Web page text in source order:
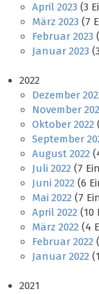
April 2023 (3
März 2023 (7
Februar 2023
Januar 2023
2022
Dezember
November
Oktober 2022
September
August 2022
Juli 2022 (7
Juni 2022 (6
Mai 2022 (7
April 2022 (10
März 2022 (4
Februar 2022
Januar 2022
2021